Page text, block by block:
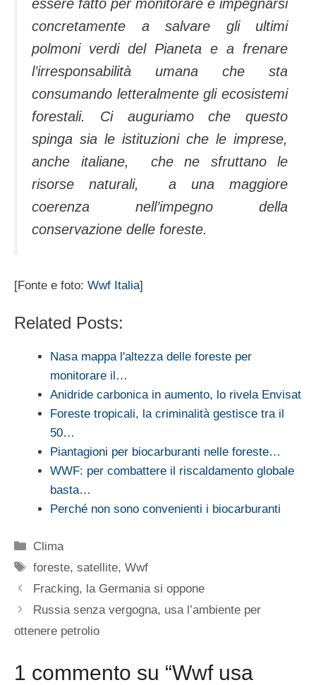
essere fatto per monitorare e impegnarsi
concretamente a salvare gli ultimi
polmoni verdi del Pianeta e a frenare
l’irresponsabilità umana che sta
consumando letteralmente gli ecosistemi
forestali. Ci auguriamo che questo
spinga sia le istituzioni che le imprese,
anche italiane, che ne sfruttano le
risorse naturali, a una maggiore
coerenza nell’impegno della
conservazione delle foreste.
[Fonte e foto: Wwf Italia]
Related Posts:
Nasa mappa l'altezza delle foreste per
monitorare il…
Anidride carbonica in aumento, lo rivela Envisat
Foreste tropicali, la criminalità gestisce tra il
50…
Piantagioni per biocarburanti nelle foreste…
WWF: per combattere il riscaldamento globale
basta…
Perché non sono convenienti i biocarburanti
Categorie
Clima
Tag
foreste,satellite,Wwf
Fracking, la Germania si oppone
Russia senza vergogna, usa l’ambiente per
ottenere petrolio
1 commento su “Wwf usa